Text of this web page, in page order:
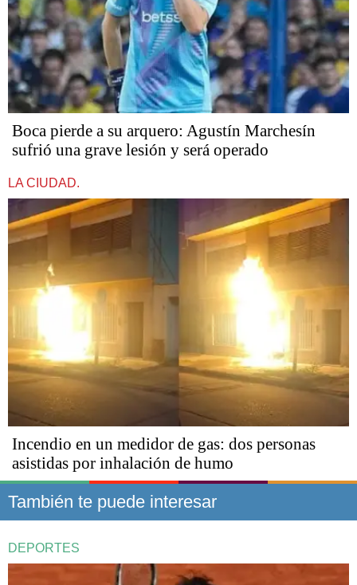
Boca pierde a su arquero: Agustín Marchesín
sufrió una grave lesión y será operado
LA CIUDAD.
Incendio en un medidor de gas: dos personas
asistidas por inhalación de humo
También te puede interesar
DEPORTES